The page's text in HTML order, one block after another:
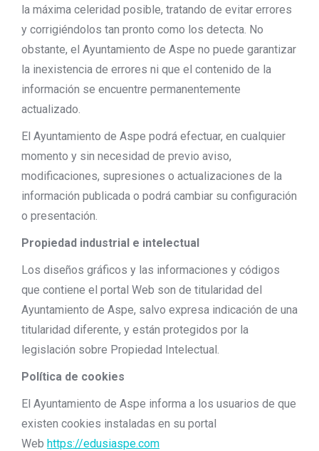
la máxima celeridad posible, tratando de evitar errores
y corrigiéndolos tan pronto como los detecta. No
obstante, el Ayuntamiento de Aspe no puede garantizar
la inexistencia de errores ni que el contenido de la
información se encuentre permanentemente
actualizado.
El Ayuntamiento de Aspe podrá efectuar, en cualquier
momento y sin necesidad de previo aviso,
modificaciones, supresiones o actualizaciones de la
información publicada o podrá cambiar su configuración
o presentación.
Propiedad industrial e intelectual
Los diseños gráficos y las informaciones y códigos
que contiene el portal Web son de titularidad del
Ayuntamiento de Aspe, salvo expresa indicación de una
titularidad diferente, y están protegidos por la
legislación sobre Propiedad Intelectual.
Política de cookies
El Ayuntamiento de Aspe informa a los usuarios de que
existen cookies instaladas en su portal
Web https://edusiaspe.com